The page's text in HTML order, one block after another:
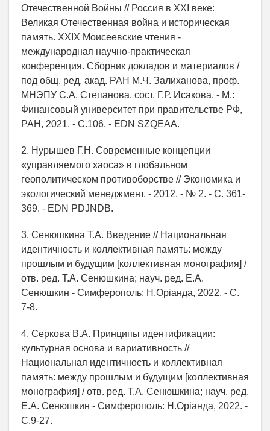
Отечественной Войны // Россия в ХХI веке:
Великая Отечественная война и историческая
память. ХХIХ Моисеевские чтения -
международная научно-практическая
конференция. Сборник докладов и материалов /
под общ. ред. акад. РАН М.Ч. Залиханова, проф.
МНЭПУ С.А. Степанова, сост. Г.Р. Исакова. - М.:
Финансовый университет при правительстве РФ,
РАН, 2021. - С.106. - EDN SZQEAA.
2. Нурышев Г.Н. Современные концепции
«управляемого хаоса» в глобальном
геополитическом противоборстве // Экономика и
экологический менеджмент. - 2012. - № 2. - С. 361-
369. - EDN PDJNDB.
3. Сенюшкина Т.А. Введение // Национальная
идентичность и коллективная память: между
прошлым и будущим [коллективная монография] /
отв. ред. Т.А. Сенюшкина; науч. ред. Е.А.
Сенюшкин - Симферополь: Н.Орiанда, 2022. - С.
7-8.
4. Серкова В.А. Принципы идентификации:
культурная основа и вариативность //
Национальная идентичность и коллективная
память: между прошлым и будущим [коллективная
монография] / отв. ред. Т.А. Сенюшкина; науч. ред.
Е.А. Сенюшкин - Симферополь: Н.Орiанда, 2022. -
С.9-27.